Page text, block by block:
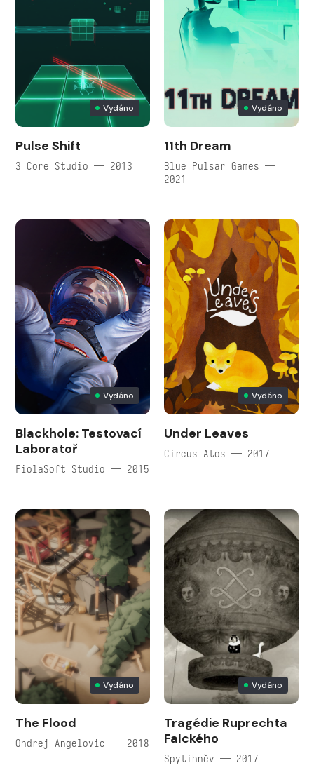
Vydáno
Pulse Shift
3 Core Studio — 2013
Vydáno
11th Dream
Blue Pulsar Games —
2021
Vydáno
Blackhole: Testovací
Laboratoř
FiolaSoft Studio — 2015
Vydáno
Under Leaves
Circus Atos — 2017
Vydáno
The Flood
Ondrej Angelovic — 2018
Vydáno
Tragédie Ruprechta
Falckého
Spytihněv — 2017